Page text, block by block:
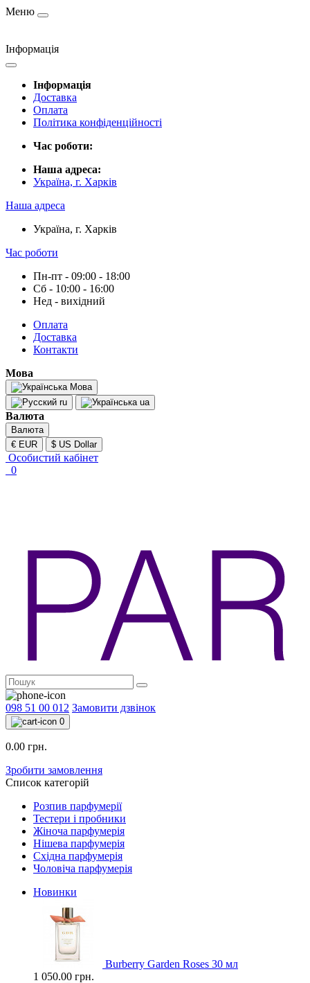
Меню
Інформація
Інформація
Доставка
Оплата
Політика конфіденційності
Час роботи:
Наша адреса:
Україна, г. Харків
Наша адреса
Україна, г. Харків
Час роботи
Пн-пт - 09:00 - 18:00
Сб - 10:00 - 16:00
Нед - вихідний
Оплата
Доставка
Контакти
Мова
Мова
ru
ua
Валюта
Валюта
€ EUR
$ US Dollar
Особистий кабінет
0
098 51 00 012 Замовити дзвінок
0
0.00 грн.
Зробити замовлення
Список категорій
Розпив парфумерії
Тестери і пробники
Жіноча парфумерія
Нішева парфумерія
Східна парфумерія
Чоловіча парфумерія
Новинки
Burberry Garden Roses 30 мл
1 050.00 грн.